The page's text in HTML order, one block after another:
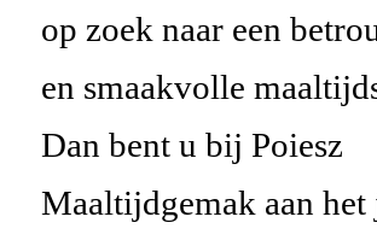
op zoek naar een
en smaakvolle
Dan bent u bij Poiesz
Maaltijdgemak aan het